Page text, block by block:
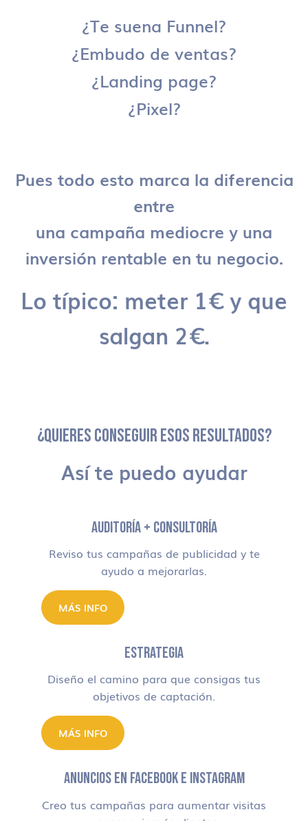
¿Te suena Funnel?
¿Embudo de ventas?
¿Landing page?
¿Pixel?
Pues todo esto marca la diferencia
entre
una campaña mediocre y una
inversión rentable en tu negocio.
Lo típico: meter 1€ y que
salgan 2€.
¿QUIERES CONSEGUIR ESOS RESULTADOS?
Así te puedo ayudar
AUDITORÍA + CONSULTORÍA
Reviso tus campañas de publicidad y te
ayudo a mejorarlas.
MÁS INFO
ESTRATEGIA
Diseño el camino para que consigas tus
objetivos de captación.
MÁS INFO
ANUNCIOS EN FACEBOOK E INSTAGRAM
Creo tus campañas para aumentar visitas